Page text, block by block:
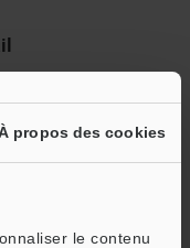
propos des cookies
le contenu
veuillez saisir votre e-
votre adresse